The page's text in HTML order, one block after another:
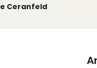
Ceranfeld